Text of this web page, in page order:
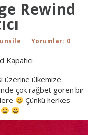
Rewind
unsile Yorumlar: 0
Kapatıcı
üzerine ülkemize
çok rağbet gören bir
Çünkü herkes